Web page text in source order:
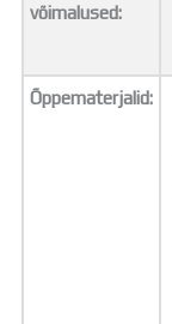
võimalused:
Õppematerjalid: